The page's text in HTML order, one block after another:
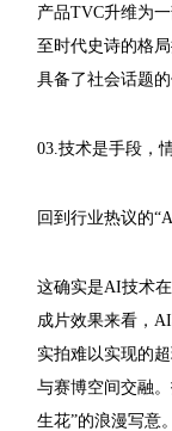
产品TVC升维为
至时代史诗的格
具备了社会话题的
03.技术是手段，
回到行业热议的
这确实是AI技术
成片效果来看，
实拍难以实现的
与赛博空间交融
生花”的浪漫写意。